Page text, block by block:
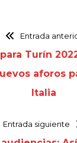
Entrada
Turín
aforos
Italia
Entrada siguiente